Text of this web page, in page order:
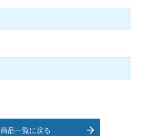
商品一覧に戻る